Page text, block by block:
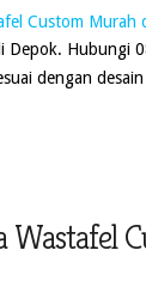
Depok. Hubungi
dengan
Wastafel